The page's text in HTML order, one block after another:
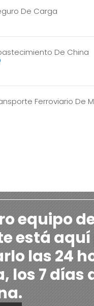
De Carga
De China
Ferroviario De
equipo
está
las 24
los 7 días